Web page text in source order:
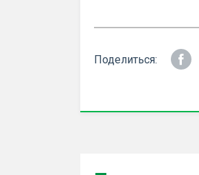
Поделиться: